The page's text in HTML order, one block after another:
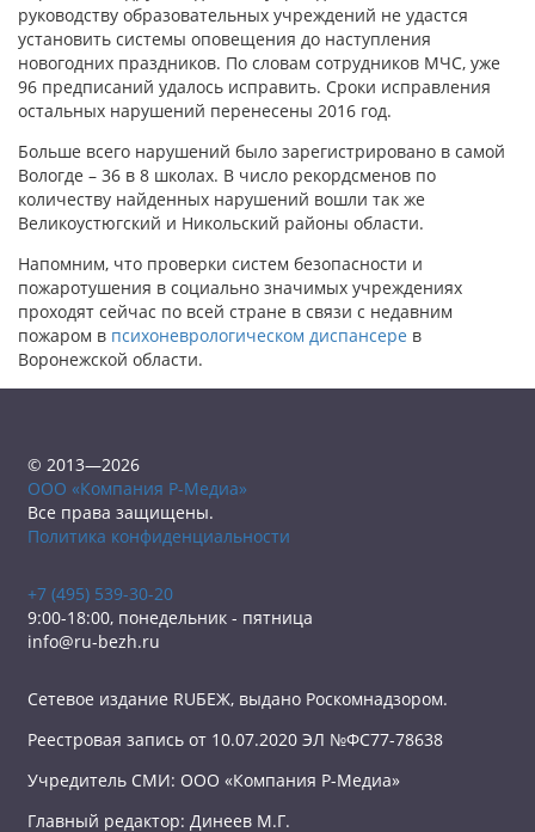
руководству образовательных учреждений не удастся
установить системы оповещения до наступления
новогодних праздников. По словам сотрудников МЧС, уже
96 предписаний удалось исправить. Сроки исправления
остальных нарушений перенесены 2016 год.
Больше всего нарушений было зарегистрировано в самой
Вологде – 36 в 8 школах. В число рекордсменов по
количеству найденных нарушений вошли так же
Великоустюгский и Никольский районы области.
Напомним, что проверки систем безопасности и
пожаротушения в социально значимых учреждениях
проходят сейчас по всей стране в связи с недавним
пожаром в психоневрологическом диспансере в
Воронежской области.
© 2013—2026
ООО «Компания Р-Медиа»
Все права защищены.
Политика конфиденциальности
+7 (495) 539-30-20
9:00-18:00, понедельник - пятница
info@ru-bezh.ru
Сетевое издание RUБЕЖ, выдано Роскомнадзором.
Реестровая запись от 10.07.2020 ЭЛ №ФС77-78638
Учредитель СМИ: ООО «Компания Р-Медиа»
Главный редактор: Динеев М.Г.